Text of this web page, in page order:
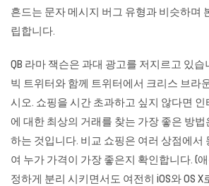
흔드는 문자 메시지 버그 유형과 비슷하며
립합니다.
QB 라마 잭슨은 과대 광고를 저지르고 있습
빅 트위터와 함께 트위터에서 크리스 브라
시오. 쇼핑을 시간 초과하고 싶지 않다면 인
에 대한 최상의 거래를 찾는 가장 좋은 방
하는 것입니다. 비교 쇼핑은 여러 상점에서
여 누가 가격이 가장 좋은지 확인합니다. (
정하게 분리 시키면서도 여전히 iOS와 OS